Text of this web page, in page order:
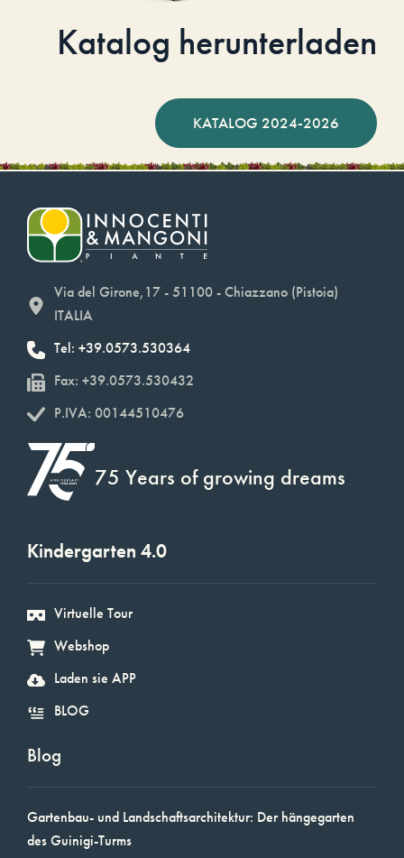
Katalog herunterladen
KATALOG 2024-2026
Via del Girone,17 - 51100 - Chiazzano (Pistoia)
ITALIA
Tel: +39.0573.530364
Fax: +39.0573.530432
P.IVA: 00144510476
75 Years of growing dreams
Kindergarten 4.0
Virtuelle Tour
Webshop
Laden sie APP
BLOG
Blog
Gartenbau- und Landschaftsarchitektur: Der hängegarten
des Guinigi-Turms